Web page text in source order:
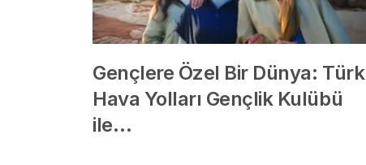
Gençlere Özel Bir Dünya: Türk
Hava Yolları Gençlik Kulübü
ile…